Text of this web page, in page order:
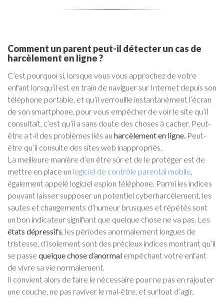
Comment un parent peut-il détecter un cas de
harcèlement en ligne ?
C’est pourquoi si, lorsque vous vous approchez de votre
enfant lorsqu’il est en train de naviguer sur Internet depuis son
téléphone portable, et qu’il verrouille instantanément l’écran
de son smartphone, pour vous empêcher de voir le site qu’il
consultait, c’est qu’il a sans doute des choses à cacher. Peut-
être a t-il des problèmes liés au harcèlement en ligne. Peut-
être qu’il consulte des sites web inappropriés.
La meilleure manière d’en être sûr et de le protéger est de
mettre en place un logiciel de contrôle parental mobile,
également appelé logiciel espion téléphone. Parmi les indices
pouvant laisser supposer un potentiel cyberharcèlement, les
sautes et changements d’humeur brusques et répétés sont
un bon indicateur signifiant que quelque chose ne va pas. Les
états dépressifs, les périodes anormalement longues de
tristesse, d’isolement sont des précieux indices montrant qu’il
se passe quelque chose d’anormal empêchant votre enfant
de vivre sa vie normalement.
Il convient alors de faire le nécessaire pour ne pas en rajouter
une couche, ne pas raviver le mal-être, et surtout d’agir.